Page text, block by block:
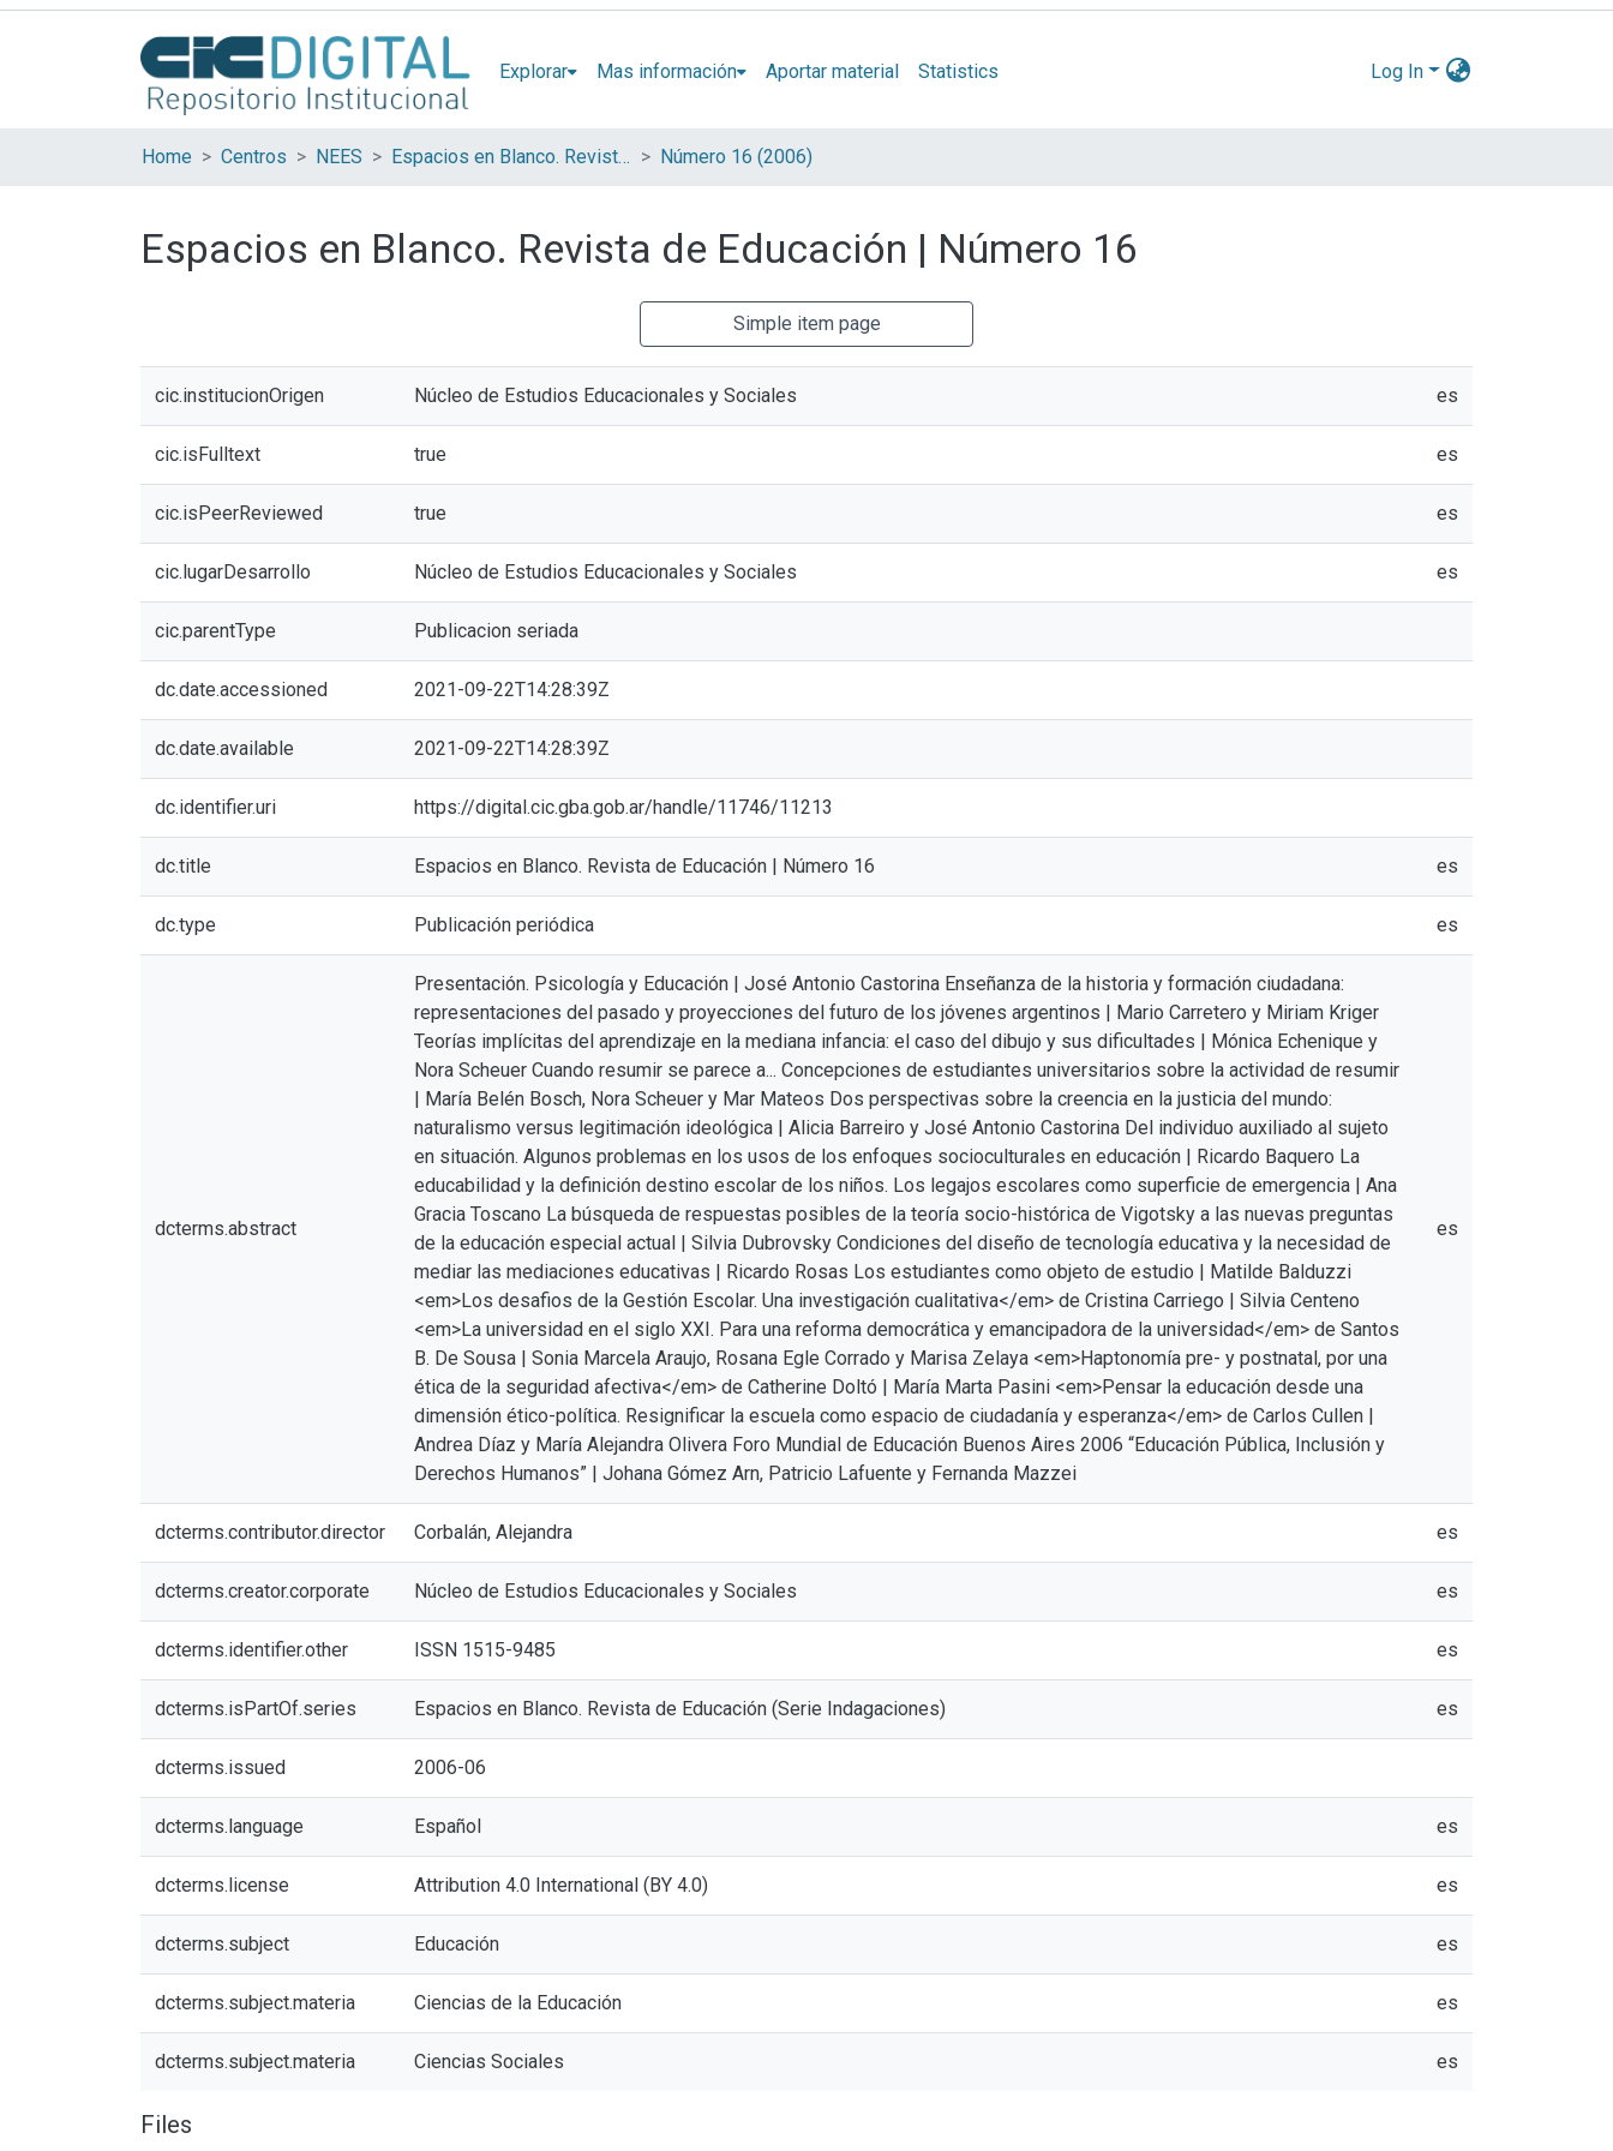
Explorar Mas información Aportar material Statistics Log In
Home Centros NEES Espacios en Blanco. Revista de Educación (Serie Indagaciones) Número 16 (2006)
Espacios en Blanco. Revista de Educación | Número 16
Simple item page
cic.institucionOrigen Núcleo de Estudios Educacionales y Sociales es
cic.isFulltext true es
cic.isPeerReviewed true es
cic.lugarDesarrollo Núcleo de Estudios Educacionales y Sociales es
cic.parentType Publicacion seriada
dc.date.accessioned 2021-09-22T14:28:39Z
dc.date.available 2021-09-22T14:28:39Z
dc.identifier.uri https://digital.cic.gba.gob.ar/handle/11746/11213
dc.title Espacios en Blanco. Revista de Educación | Número 16 es
dc.type Publicación periódica es
dcterms.abstract
Presentación. Psicología y Educación | José Antonio Castorina Enseñanza de la historia y formación ciudadana:
representaciones del pasado y proyecciones del futuro de los jóvenes argentinos | Mario Carretero y Miriam Kriger
Teorías implícitas del aprendizaje en la mediana infancia: el caso del dibujo y sus dificultades | Mónica Echenique y
Nora Scheuer Cuando resumir se parece a... Concepciones de estudiantes universitarios sobre la actividad de resumir
| María Belén Bosch, Nora Scheuer y Mar Mateos Dos perspectivas sobre la creencia en la justicia del mundo:
naturalismo versus legitimación ideológica | Alicia Barreiro y José Antonio Castorina Del individuo auxiliado al sujeto
en situación. Algunos problemas en los usos de los enfoques socioculturales en educación | Ricardo Baquero La
educabilidad y la definición destino escolar de los niños. Los legajos escolares como superficie de emergencia | Ana
Gracia Toscano La búsqueda de respuestas posibles de la teoría socio-histórica de Vigotsky a las nuevas preguntas
de la educación especial actual | Silvia Dubrovsky Condiciones del diseño de tecnología educativa y la necesidad de
mediar las mediaciones educativas | Ricardo Rosas Los estudiantes como objeto de estudio | Matilde Balduzzi
<em>Los desafios de la Gestión Escolar. Una investigación cualitativa</em> de Cristina Carriego | Silvia Centeno
<em>La universidad en el siglo XXI. Para una reforma democrática y emancipadora de la universidad</em> de Santos
B. De Sousa | Sonia Marcela Araujo, Rosana Egle Corrado y Marisa Zelaya <em>Haptonomía pre- y postnatal, por una
ética de la seguridad afectiva</em> de Catherine Doltó | María Marta Pasini <em>Pensar la educación desde una
dimensión ético-política. Resignificar la escuela como espacio de ciudadanía y esperanza</em> de Carlos Cullen |
Andrea Díaz y María Alejandra Olivera Foro Mundial de Educación Buenos Aires 2006 “Educación Pública, Inclusión y
Derechos Humanos” | Johana Gómez Arn, Patricio Lafuente y Fernanda Mazzei
es
dcterms.contributor.director Corbalán, Alejandra es
dcterms.creator.corporate Núcleo de Estudios Educacionales y Sociales es
dcterms.identifier.other ISSN 1515-9485 es
dcterms.isPartOf.series Espacios en Blanco. Revista de Educación (Serie Indagaciones) es
dcterms.issued 2006-06
dcterms.language Español es
dcterms.license Attribution 4.0 International (BY 4.0) es
dcterms.subject Educación es
dcterms.subject.materia Ciencias de la Educación es
dcterms.subject.materia Ciencias Sociales es
Files